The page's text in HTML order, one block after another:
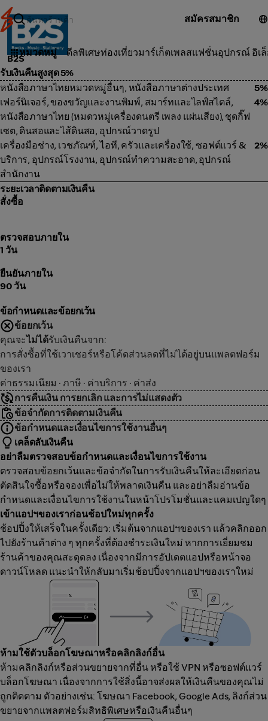
สมัครสมาชิก
หมวดหมู่ ดีลพิเศษท่องเที่ยวมาร์เก็ตเพลสแฟชั่นอุปกรณ์ อิเ
มาร์เก็ตเพลส
B2S
รับเงินคืนสูงสุด 5%
หนังสือภาษาไทยหมวดหมู่อื่นๆ, หนังสือภาษาต่างประเทศ
5%
เฟอร์นิเจอร์, ของขวัญและงานพิมพ์, สมาร์ทและไลฟ์สไตล์,
หนังสือภาษาไทย (หมดวหมู่เครื่องดนตรี เพลง แผ่นเสียง), ชุดกิ๊ฟ
เซต, ดินสอและไส้ดินสอ, อุปกรณ์วาดรูป
4%
เครื่องมือช่าง, เวชภัณฑ์, ไอที, ครัวและเครื่องใช้, ซอฟต์แวร์ &
บริการ, อุปกรณ์โรงงาน, อุปกรณ์ทำความสะอาด, อุปกรณ์
สำนักงาน
2%
ระยะเวลาติดตามเงินคืน
สั่งซื้อ
ตรวจสอบภายใน
1 วัน
ยืนยันภายใน
90 วัน
ข้อกำหนดและข้อยกเว้น
ข้อยกเว้น
คุณจะไม่ได้รับเงินคืนจาก:
การสั่งซื้อที่ใช้เวาเชอร์หรือโค้ดส่วนลดที่ไม่ได้อยู่บนแพลตฟอร์ม
ของเรา
ค่าธรรมเนียม · ภาษี · ค่าบริการ · ค่าส่ง
การคืนเงิน การยกเลิก และการไม่แสดงตัว
ข้อจำกัดการติดตามเงินคืน
ข้อกำหนดและเงื่อนไขการใช้งานอื่นๆ
เคล็ดลับเงินคืน
อย่าลืมตรวจสอบข้อกำหนดและเงื่อนไขการใช้งาน
ตรวจสอบข้อยกเว้นและข้อจำกัดในการรับเงินคืนให้ละเอียดก่อน
ตัดสินใจซื้อหรือจองเพื่อไม่ให้พลาดเงินคืน และอย่าลืมอ่านข้อ
กำหนดและเงื่อนไขการใช้งานในหน้าโปรโมชั่นและแคมเปญใดๆ
เข้าแอปฯของเราก่อนช้อปใหม่ทุกครั้ง
ช้อปปิ้งให้เสร็จในครั้งเดียว: เริ่มต้นจากแอปฯของเรา แล้วคลิกออก
ไปยังร้านค้าต่าง ๆ ทุกครั้งที่ต้องชำระเงินใหม่ หากการเยี่ยมชม
ร้านค้าของคุณสะดุดลง เนื่องจากมีการอัปเดตแอปหรือหน้าจอ
ดาวน์โหลด แนะนำให้กลับมาเริ่มช้อปปิ้งจากแอปฯของเราใหม่
ห้ามใช้ตัวบล็อกโฆษณาหรือคลิกลิงก์อื่น
ห้ามคลิกลิงก์หรือส่วนขยายจากที่อื่น หรือใช้ VPN หรือซอฟต์แวร์
บล็อกโฆษณา เนื่องจากการใช้สิ่งนี้อาจส่งผลให้เงินคืนของคุณไม่
ถูกติดตาม ตัวอย่างเช่น: โฆษณา Facebook, Google Ads, ลิงก์ส่วน
ขยายจากแพลตฟอร์มสิทธิพิเศษหรือเงินคืนอื่นๆ